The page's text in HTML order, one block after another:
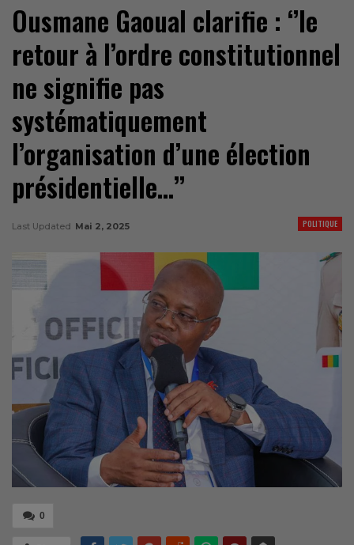
Ousmane Gaoual clarifie : ‘’le
retour à l’ordre constitutionnel
ne signifie pas
systématiquement
l’organisation d’une élection
présidentielle…’’
POLITIQUE
Last Updated Mai 2, 2025
0